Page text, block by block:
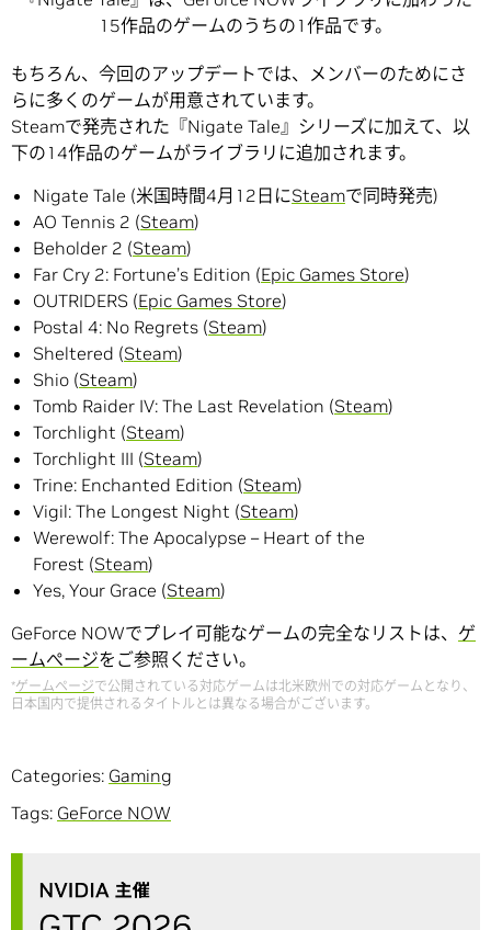
15作品のゲームのうちの1作品です。
もちろん、今回のアップデートでは、メンバーのためにさ
らに多くのゲームが用意されています。
Steamで発売された『Nigate Tale』シリーズに加えて、以
下の14作品のゲームがライブラリに追加されます。
Nigate Tale (米国時間4月12日にSteamで同時発売)
AO Tennis 2 (Steam)
Beholder 2 (Steam)
Far Cry 2: Fortune’s Edition (Epic Games Store)
OUTRIDERS (Epic Games Store)
Postal 4: No Regrets (Steam)
Sheltered (Steam)
Shio (Steam)
Tomb Raider IV: The Last Revelation (Steam)
Torchlight (Steam)
Torchlight III (Steam)
Trine: Enchanted Edition (Steam)
Vigil: The Longest Night (Steam)
Werewolf: The Apocalypse – Heart of the
Forest (Steam)
Yes, Your Grace (Steam)
GeForce NOWでプレイ可能なゲームの完全なリストは、 ゲ
ームぺージをご参照ください。
*ゲームページで公開されている対応ゲームは北米欧州での対応ゲームとなり、
日本国内で提供されるタイトルとは異なる場合がございます。
Categories: Gaming
Tags: GeForce NOW